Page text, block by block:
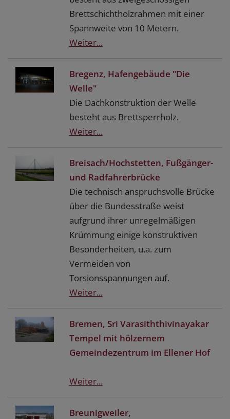
Brettschichtholzrahmen mit einer
Spannweite von 10 Metern.
Weiter...
Bregenz, Hafengebäude "Die
Welle"
Die Dachkonstruktion der Welle
besteht aus Brettsperrholz.
Weiter...
Breisach/Hochstetten, Fußgänger-
und Radfahrerbrücke
Die technisch anspruchsvolle Brücke
über die Bundesstraße weist
aufgrund ihrer unregelmäßigen
Krümmung einige konstruktiven
Besonderheiten, u.a. zum
Vermeiden von
Torsionsspannungen auf.
Weiter...
Bremen, Sri Varasiththivinayakar
Tempel mit hölzernem
Gemeindezentrum im Ellener Hof
Weiter...
Breunigweiler,